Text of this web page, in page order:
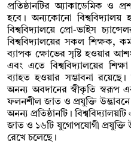
প্রতিষ্ঠানটির অ্যাকাডেমিক ও
হবে। অন্যকোনো
বিশ্ববিদ্যালয়ে প্রো-ভাইস
বিশ্ববিদ্যালয়ের সকল শিক্ষক,
ব্যাপক ক্ষোভের সৃষ্টি হওয়ার
এবং এতে বিশ্ববিদ্যালয়ের
ব্যাহত হওয়ার সম্ভাবনা রয়েছে।
অনন্য অবদানের স্বীকৃতি স্বরূপ
ফলনশীল জাত ও প্রযুক্তি উদ্ভাবনে
অনন্য প্রতিষ্ঠানটি।
জাত ও ১৬টি যুগোপযোগী প্রযুক্তি
রেখে চলেছে।